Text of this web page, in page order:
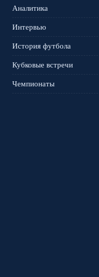
Аналитика
Интервью
История футбола
Кубковые встречи
Чемпионаты